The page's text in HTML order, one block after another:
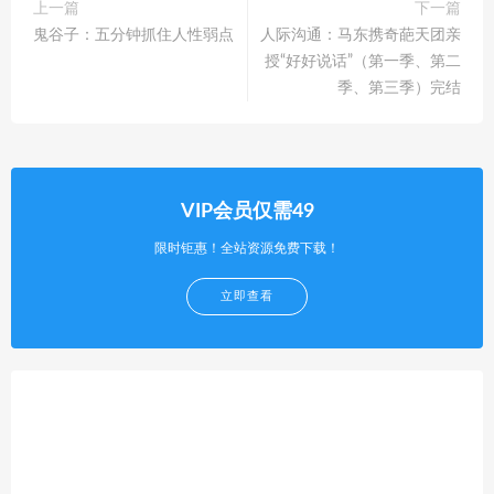
上一篇
鬼谷子：五分钟抓住人性弱点
下一篇
人际沟通：马东携奇葩天团亲
授“好好说话”（第一季、第二
季、第三季）完结
VIP会员仅需49
限时钜惠！全站资源免费下载！
立即查看